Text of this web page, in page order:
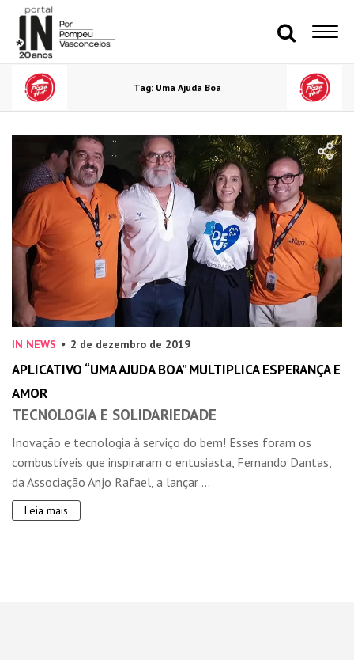
Tag: Uma Ajuda Boa
IN NEWS 2 de dezembro de 2019
APLICATIVO “UMA AJUDA BOA” MULTIPLICA ESPERANÇA E
AMOR
TECNOLOGIA E SOLIDARIEDADE
Inovação e tecnologia à serviço do bem! Esses foram os
combustíveis que inspiraram o entusiasta, Fernando Dantas,
da Associação Anjo Rafael, a lançar ...
Leia mais